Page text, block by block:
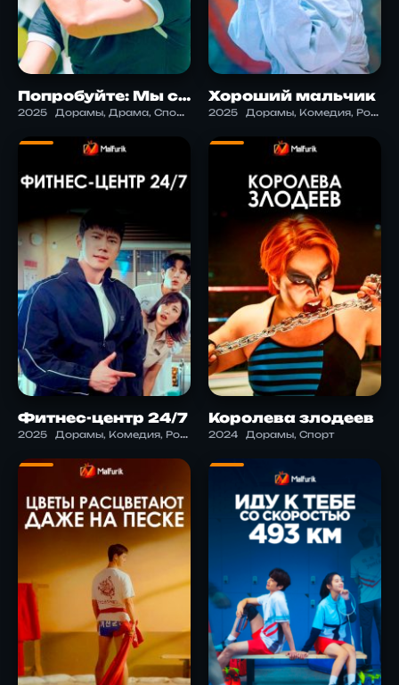
Попробуйте: Мы становимся чудесами
2025 Дорамы, Драма, Спорт, Школа
Хороший мальчик
2025 Дорамы, Комедия, Романтика, Спорт
Фитнес-центр 24/7
2025 Дорамы, Комедия, Романтика, Спорт
Королева злодеев
2024 Дорамы, Спорт